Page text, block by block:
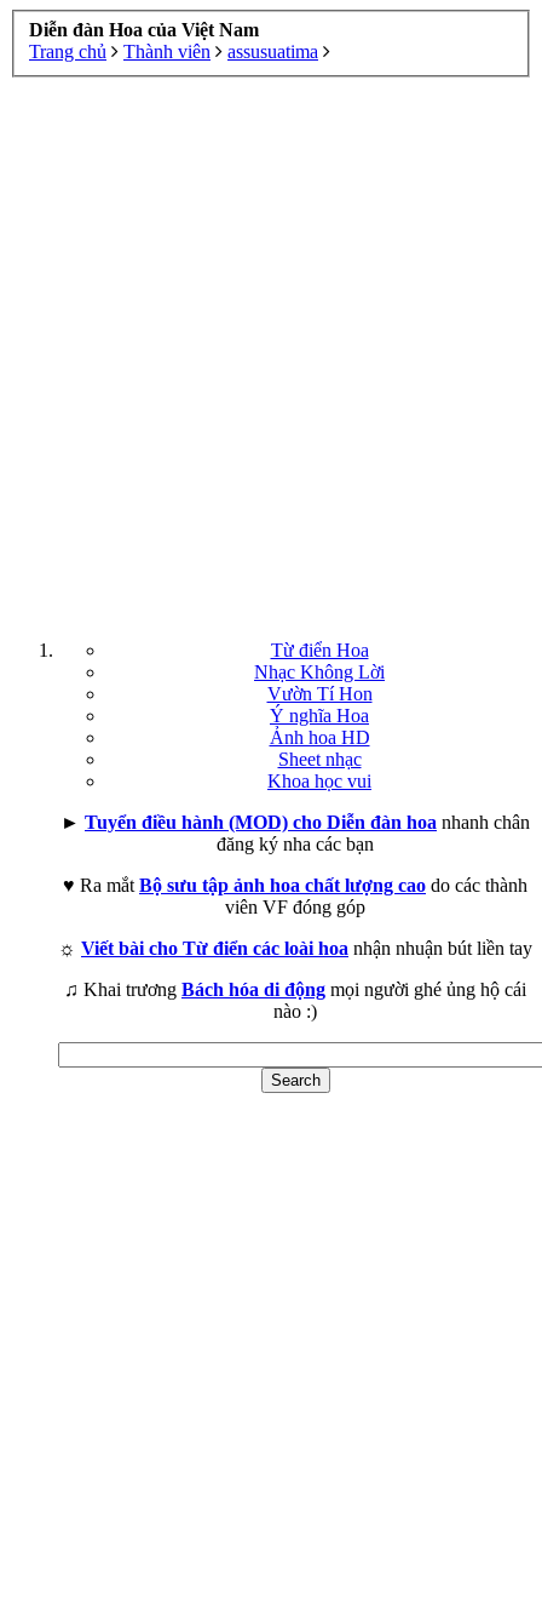
Diễn đàn Hoa của Việt Nam
Trang chủ
Thành viên assusuatima
Từ điển Hoa
Nhạc Không Lời
Vườn Tí Hon
Ý nghĩa Hoa
Ảnh hoa HD
Sheet nhạc
Khoa học vui
► Tuyển điều hành (MOD) cho Diễn đàn hoa nhanh chân
đăng ký nha các bạn
♥ Ra mắt Bộ sưu tập ảnh hoa chất lượng cao do các thành
viên VF đóng góp
☼ Viết bài cho Từ điển các loài hoa nhận nhuận bút liền tay
♫ Khai trương Bách hóa di động mọi người ghé ủng hộ cái
nào :)